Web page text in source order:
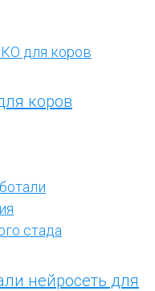
коров
нейросеть для